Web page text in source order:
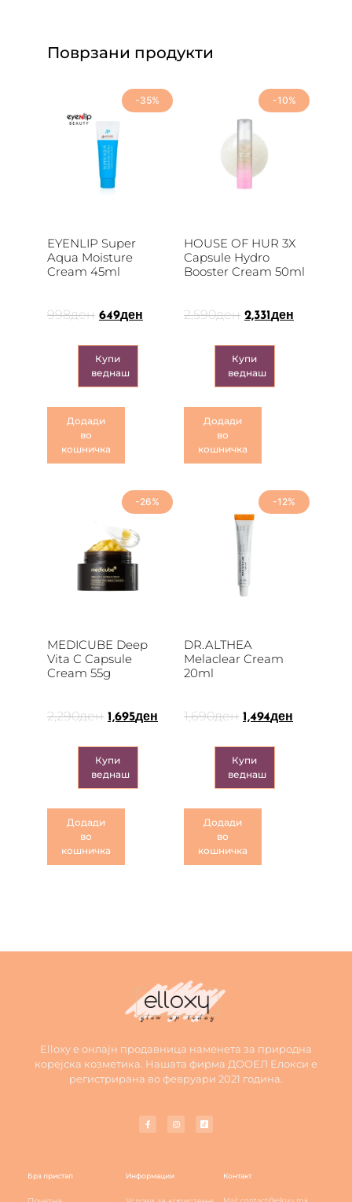
Поврзани продукти
-35%
EYENLIP Super
Aqua Moisture
Cream 45ml
998ден 649ден
Купи
веднаш
Додади
во
кошничка
-10%
HOUSE OF HUR 3X
Capsule Hydro
Booster Cream 50ml
2,590ден 2,331 ден
Купи
веднаш
Додади
во
кошничка
-26%
MEDICUBE Deep
Vita C Capsule
Cream 55g
2,290ден 1,695ден
Купи
веднаш
Додади
во
кошничка
-12%
DR.ALTHEA
Melaclear Cream
20ml
1,690ден 1,494ден
Купи
веднаш
Додади
во
кошничка
Elloxy е онлајн продавница наменета за природна
корејска козметика. Нашата фирма ДООЕЛ Елокси е
регистрирана во февруари 2021 година.
Брз пристап Информации Контакт
Mail: contact@elloxy.mk